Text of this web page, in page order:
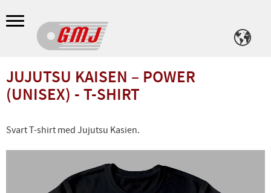
Meny
JUJUTSU KAISEN – POWER
(UNISEX) - T-SHIRT
Svart T-shirt med Jujutsu Kasien.